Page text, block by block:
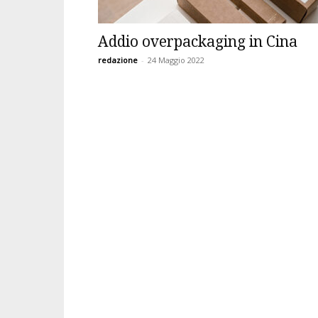
Addio overpackaging in Cina
redazione - 24 Maggio 2022